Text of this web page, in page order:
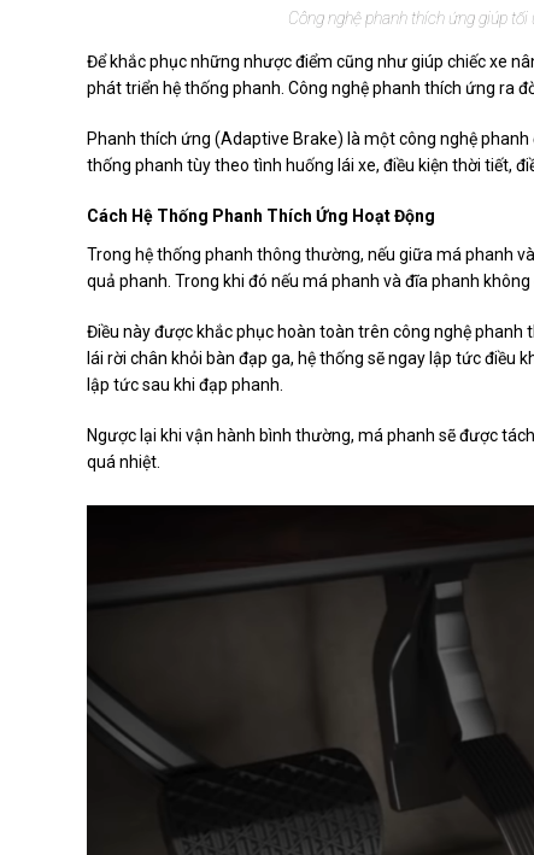
Công nghệ phanh thích ứng giúp
Để khắc phục những nhược điểm cũng như giúp chiếc xe
phát triển hệ thống phanh. Công nghệ phanh thích ứng ra
Phanh thích ứng (Adaptive Brake) là một công nghệ
thống phanh tùy theo tình huống lái xe, điều kiện thời tiết,
Cách Hệ Thống Phanh Thích Ứng Hoạt Động
Trong hệ thống phanh thông thường, nếu giữa má phanh
quả phanh. Trong khi đó nếu má phanh và đĩa phanh
Điều này được khắc phục hoàn toàn trên công nghệ phanh
lái rời chân khỏi bàn đạp ga, hệ thống sẽ ngay lập tức
lập tức sau khi đạp phanh.
Ngược lại khi vận hành bình thường, má phanh sẽ được
quá nhiệt.